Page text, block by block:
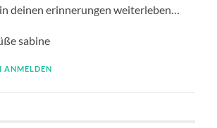
deinen erinnerungen weiterleben…
sabine
ANMELDEN